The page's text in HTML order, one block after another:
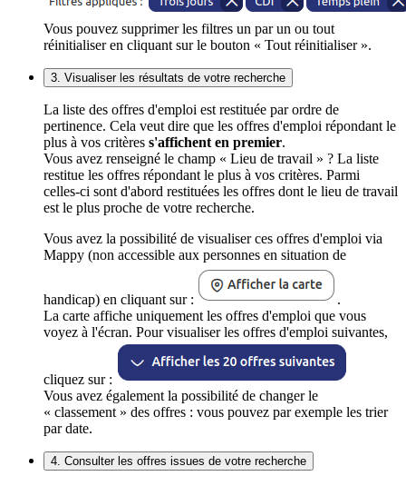
Vous pouvez supprimer les filtres un par un ou tout
réinitialiser en cliquant sur le bouton « Tout réinitialiser ».
3. Visualiser les résultats de votre recherche
La liste des offres d'emploi est restituée par ordre de
pertinence. Cela veut dire que les offres d'emploi répondant le
plus à vos critères s'affichent en premier.
Vous avez renseigné le champ « Lieu de travail » ? La liste
restitue les offres répondant le plus à vos critères. Parmi
celles-ci sont d'abord restituées les offres dont le lieu de travail
est le plus proche de votre recherche.
Vous avez la possibilité de visualiser ces offres d'emploi via
Mappy (non accessible aux personnes en situation de
handicap) en cliquant sur :
.
La carte affiche uniquement les offres d'emploi que vous
voyez à l'écran. Pour visualiser les offres d'emploi suivantes,
cliquez sur :
Vous avez également la possibilité de changer le
« classement » des offres : vous pouvez par exemple les trier
par date.
4. Consulter les offres issues de votre recherche